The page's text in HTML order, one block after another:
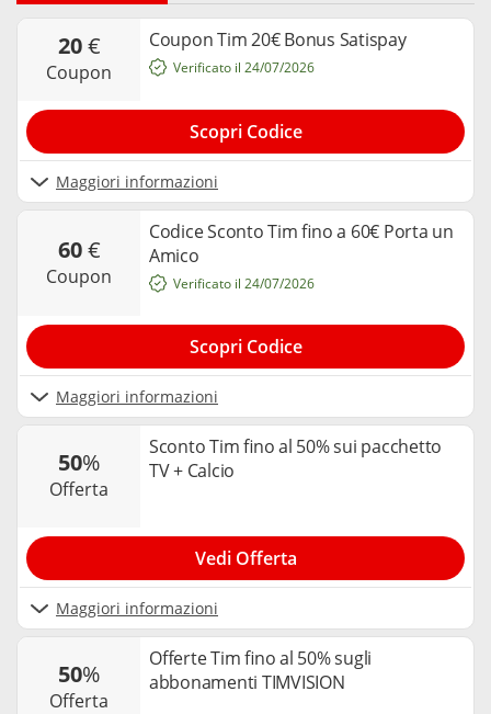
20€
coupon
Coupon Tim 20€ Bonus Satispay
Maggiori informazioni
Verificato il 24/07/2026
Scopri Codice
60€
coupon
Codice Sconto Tim fino a 60€ Porta un
Amico
Maggiori informazioni
Verificato il 24/07/2026
Scopri Codice
50%
offerta
Sconto Tim fino al 50% sui pacchetto
TV + Calcio
Maggiori informazioni
Vedi Offerta
50%
offerta
Offerte Tim fino al 50% sugli
abbonamenti TIMVISION